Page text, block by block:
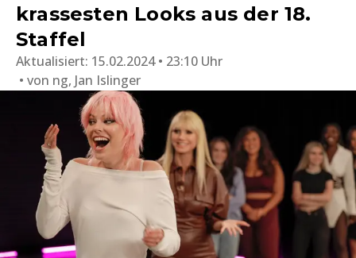
krassesten Looks aus der 18.
Staffel
Aktualisiert: 15.02.2024 • 23:10 Uhr
von ng, Jan Islinger